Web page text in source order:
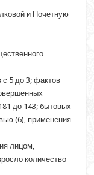
и Почетную
с 5 до 3; фактов
до 143; бытовых
(6), применения
лицом,
количество